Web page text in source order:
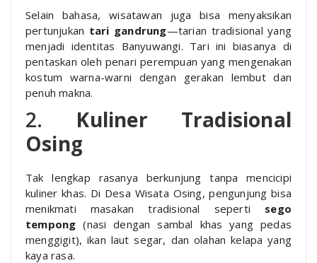
Selain bahasa, wisatawan juga bisa menyaksikan
pertunjukan tari gandrung—tarian tradisional yang
menjadi identitas Banyuwangi. Tari ini biasanya di
pentaskan oleh penari perempuan yang mengenakan
kostum warna-warni dengan gerakan lembut dan
penuh makna.
2. Kuliner Tradisional
Osing
Tak lengkap rasanya berkunjung tanpa mencicipi
kuliner khas. Di Desa Wisata Osing, pengunjung bisa
menikmati masakan tradisional seperti sego
tempong (nasi dengan sambal khas yang pedas
menggigit), ikan laut segar, dan olahan kelapa yang
kaya rasa.